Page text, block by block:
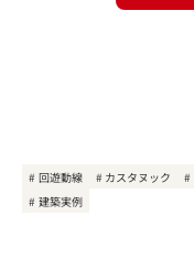
回遊動線 カスタヌック
建築実例